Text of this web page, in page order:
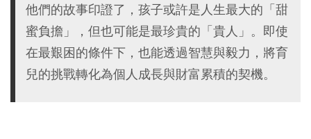
他們的故事印證了，孩子或許是人生最大的「甜
蜜負擔」，但也可能是最珍貴的「貴人」。即使
在最艱困的條件下，也能透過智慧與毅力，將育
兒的挑戰轉化為個人成長與財富累積的契機。